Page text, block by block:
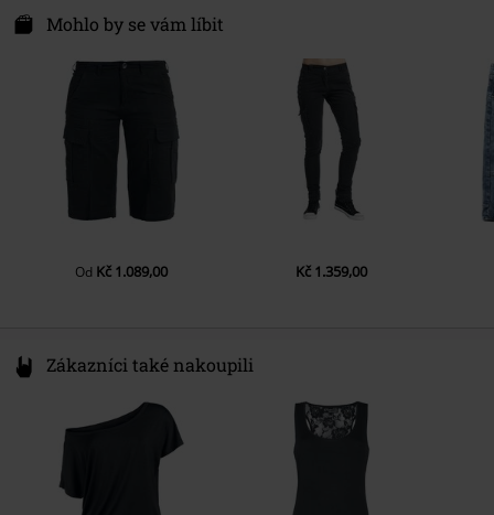
Ostatní materiál
Spichernstraße 6A
info@brandit-wear.com
Mohlo by se vám líbit
Od Kč 1.089,00 Kč 1.359,00
Zákazníci také nakoupili